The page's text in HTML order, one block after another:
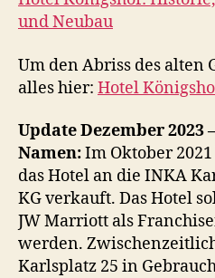
und Neubau
Um den Abriss des alten
alles hier: Hotel
Update Dezember 2023
Namen:Im Oktober
das Hotel an die INKA
KG verkauft. Das Hotel
JW Marriott als
werden.
Karlsplatz 25 in